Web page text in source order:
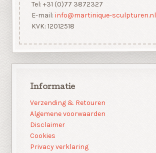
Tel: +31 (0)77 3872327
E-mail: info@martinique-sculpturen.nl
KVK: 12012518
Informatie
Verzending & Retouren
Algemene voorwaarden
Disclaimer
Cookies
Privacy verklaring